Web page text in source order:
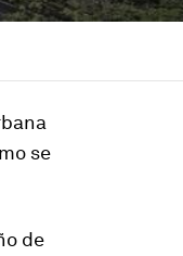
se
de